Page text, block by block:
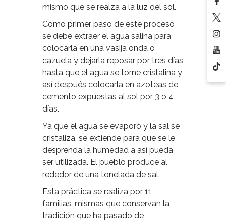
mismo que se realza a la luz del sol.
Como primer paso de este proceso
se debe extraer el agua salina para
colocarla en una vasija onda o
cazuela y dejarla reposar por tres días
hasta que el agua se torne cristalina y
así después colocarla en azoteas de
cemento expuestas al sol por 3 o 4
días.
Ya que el agua se evaporó y la sal se
cristaliza, se extiende para que se le
desprenda la humedad a así pueda
ser utilizada. El pueblo produce al
rededor de una tonelada de sal.
Esta práctica se realiza por 11
familias, mismas que conservan la
tradición que ha pasado de